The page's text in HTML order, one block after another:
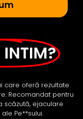
INTIM?
care oferă rezultate
Recomandat pentru
scăzută, ejaculare
Pe**sului.